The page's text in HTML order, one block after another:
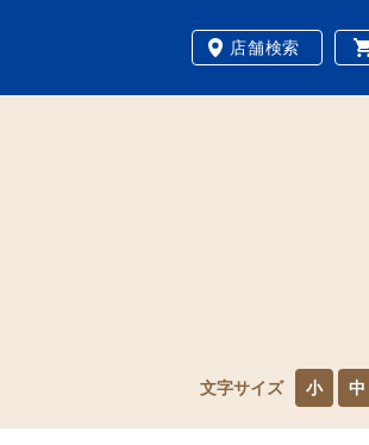
店舗検索
文字サイズ 小 中